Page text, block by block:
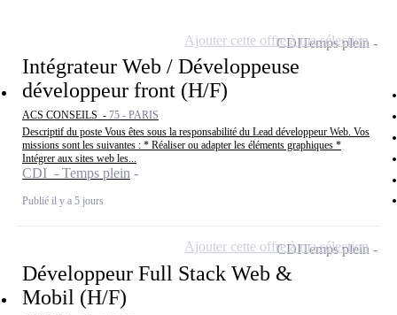
Intégrateur Web / Développeuse
développeur front (H/F)
ACS CONSEILS - 75 - PARIS
Descriptif du poste Vous êtes sous la responsabilité du Lead développeur Web. Vos
missions sont les suivantes : * Réaliser ou adapter les éléments graphiques *
Intégrer aux sites web les...
CDI - Temps plein
Publié il y a 5 jours
CDITemps plein
Ajouter cette offre à ma sélection
Développeur Full Stack Web &
Mobil (H/F)
CDITemps plein
Ajouter cette offre à ma sélection